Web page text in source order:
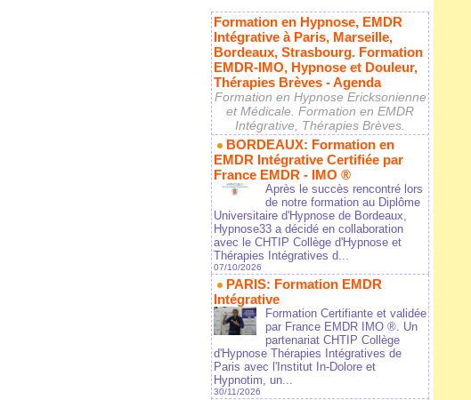
Formation en Hypnose, EMDR
Intégrative à Paris, Marseille,
Bordeaux, Strasbourg. Formation
EMDR-IMO, Hypnose et Douleur,
Thérapies Brèves - Agenda
Formation en Hypnose Ericksonienne
et Médicale. Formation en EMDR
Intégrative, Thérapies Brèves.
BORDEAUX: Formation en
EMDR Intégrative Certifiée par
France EMDR - IMO ®
Après le succès rencontré lors
de notre formation au Diplôme
Universitaire d'Hypnose de Bordeaux,
Hypnose33 a décidé en collaboration
avec le CHTIP Collège d'Hypnose et
Thérapies Intégratives d...
07/10/2026
PARIS: Formation EMDR
Intégrative
Formation Certifiante et validée
par France EMDR IMO ®. Un
partenariat CHTIP Collège
d'Hypnose Thérapies Intégratives de
Paris avec l'Institut In-Dolore et
Hypnotim, un...
30/11/2026